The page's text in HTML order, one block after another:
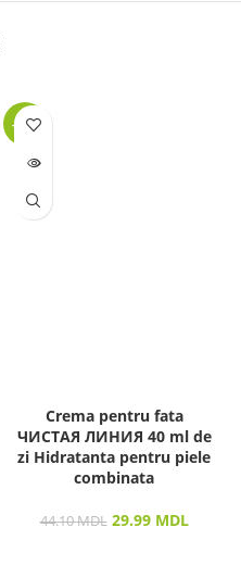
-32%
LIPSĂ
Crema pentru fata
ЧИСТАЯ ЛИНИЯ 40 ml de
zi Hidratanta pentru piele
combinata
44.10MDL 29.99 MDL